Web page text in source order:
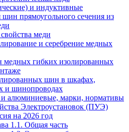
и индуктивные
шин прямоугольного сечения из
меди
и серебрение медных
медных гибких изолированных
шин в шкафах,
и шинопроводах
алюминиевые, марки, нормативы
Электроустановок (ПУЭ)
на 2026 год
1.1. Общая часть